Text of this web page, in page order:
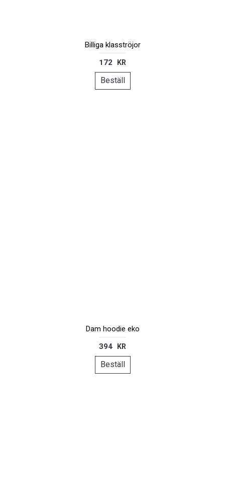
Billiga klasströjor
172 KR
Beställ
Dam hoodie eko
394 KR
Beställ